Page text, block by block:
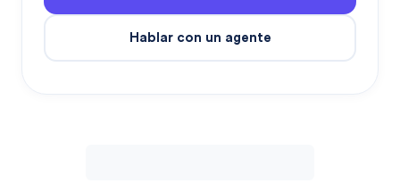
Hablar con un agente